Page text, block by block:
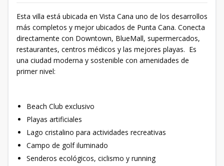
Esta villa está ubicada en Vista Cana uno de los desarrollos
más completos y mejor ubicados de Punta Cana. Conecta
directamente con Downtown, BlueMall, supermercados,
restaurantes, centros médicos y las mejores playas. Es
una ciudad moderna y sostenible con amenidades de
primer nivel:
Beach Club exclusivo
Playas artificiales
Lago cristalino para actividades recreativas
Campo de golf iluminado
Senderos ecológicos, ciclismo y running